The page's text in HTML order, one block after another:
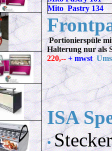
Mito Pastry 134
Portionierspüle
Halterung nur als
220,-- + mwst
ISA
•